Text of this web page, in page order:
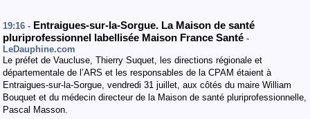
19:16 - Entraigues-sur-la-Sorgue. La Maison de santé
pluriprofessionnel labellisée Maison France Santé -
LeDauphine.com
Le préfet de Vaucluse, Thierry Suquet, les directions régionale et
départementale de l’ARS et les responsables de la CPAM étaient à
Entraigues-sur-la-Sorgue, vendredi 31 juillet, aux côtés du maire William
Bouquet et du médecin directeur de la Maison de santé pluriprofessionnelle,
Pascal Masson.